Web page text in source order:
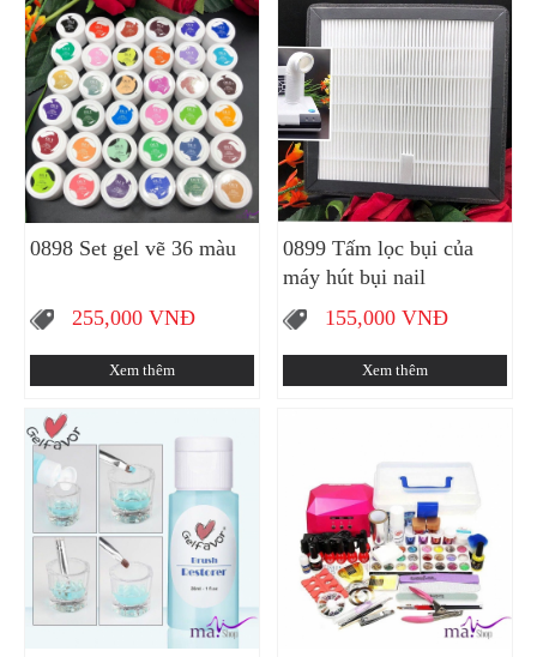
0898 Set gel vẽ 36 màu
255,000VNĐ
Xem thêm
0899 Tấm lọc bụi của
máy hút bụi nail
155,000 VNĐ
Xem thêm